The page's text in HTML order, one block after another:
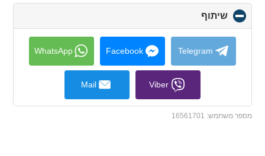
שיתוף
to
collapse
contents
Telegram
Facebook
WhatsApp
Viber
Mail
מספר משתמש: 16561701